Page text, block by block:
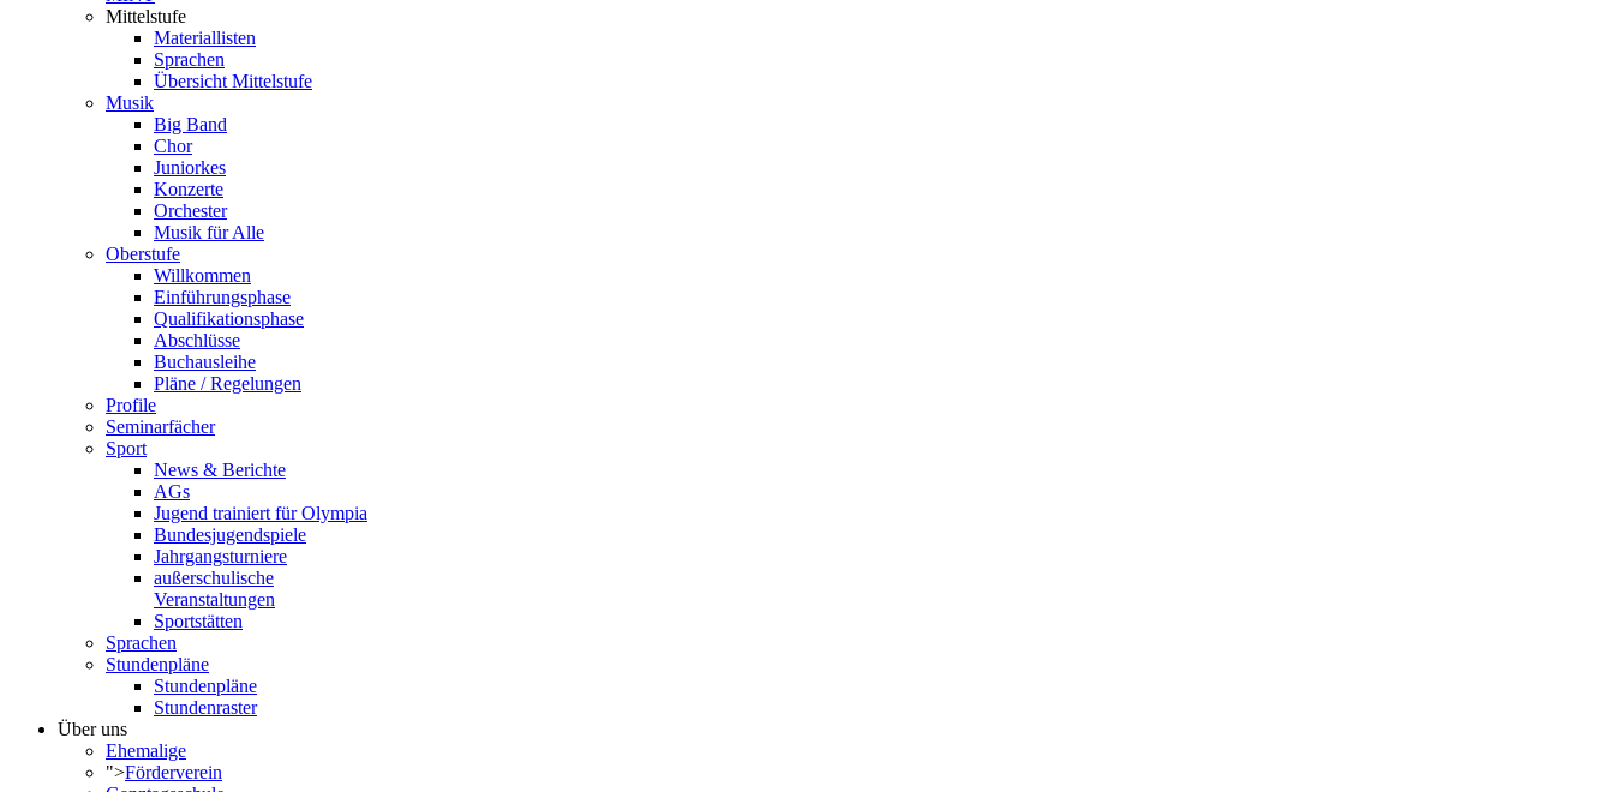
Mittelstufe
Materiallisten
Sprachen
Übersicht Mittelstufe
Musik
Big Band
Chor
Juniorkes
Konzerte
Orchester
Musik für Alle
Oberstufe
Willkommen
Einführungsphase
Qualifikationsphase
Abschlüsse
Buchausleihe
Pläne / Regelungen
Profile
Seminarfächer
Sport
News & Berichte
AGs
Jugend trainiert für Olympia
Bundesjugendspiele
Jahrgangsturniere
außerschulische
Veranstaltungen
Sportstätten
Sprachen
Stundenpläne
Stundenpläne
Stundenraster
Über uns
Ehemalige
">Förderverein